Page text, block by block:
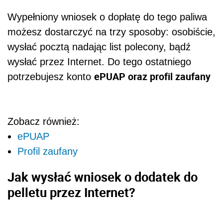
Wypełniony wniosek o dopłatę do tego paliwa
możesz dostarczyć na trzy sposoby: osobiście,
wysłać pocztą nadając list polecony, bądź
wysłać przez Internet. Do tego ostatniego
potrzebujesz konto ePUAP oraz profil zaufany
Zobacz również:
ePUAP
Profil zaufany
Jak wysłać wniosek o dodatek do
pelletu przez Internet?